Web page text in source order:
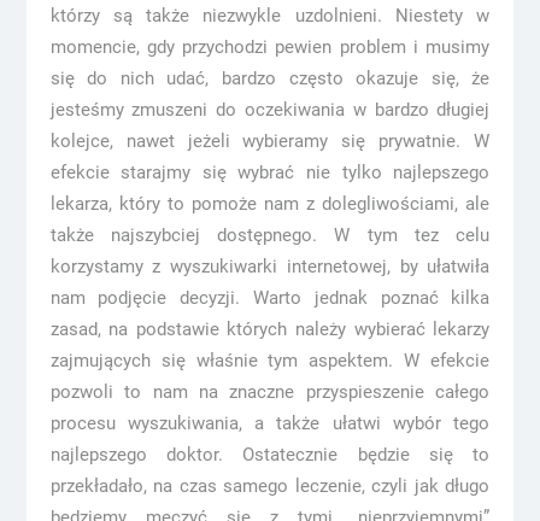
którzy są także niezwykle uzdolnieni. Niestety w
momencie, gdy przychodzi pewien problem i musimy
się do nich udać, bardzo często okazuje się, że
jesteśmy zmuszeni do oczekiwania w bardzo długiej
kolejce, nawet jeżeli wybieramy się prywatnie. W
efekcie starajmy się wybrać nie tylko najlepszego
lekarza, który to pomoże nam z dolegliwościami, ale
także najszybciej dostępnego. W tym tez celu
korzystamy z wyszukiwarki internetowej, by ułatwiła
nam podjęcie decyzji. Warto jednak poznać kilka
zasad, na podstawie których należy wybierać lekarzy
zajmujących się właśnie tym aspektem. W efekcie
pozwoli to nam na znaczne przyspieszenie całego
procesu wyszukiwania, a także ułatwi wybór tego
najlepszego doktor. Ostatecznie będzie się to
przekładało, na czas samego leczenie, czyli jak długo